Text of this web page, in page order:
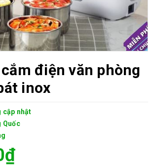
điện văn phòng
inox
cập nhật
Quốc